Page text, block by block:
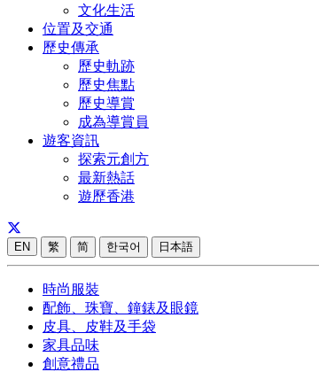
文化生活
位置及交通
歷史傳承
歷史軌跡
歷史焦點
歷史導賞
成為導賞員
遊客資訊
探索元創方
最新熱話
遊歷香港
EN 繁 简 한국어 日本語
時尚服裝
配飾、珠寶、鐘錶及眼鏡
皮具、皮鞋及手袋
家具品味
創意禮品